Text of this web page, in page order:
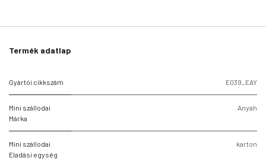
Termék adatlap
Gyártói cikkszám E039_EAY
Mini szállodai
Márka
Anyah
Mini szállodai
Eladási egység
karton